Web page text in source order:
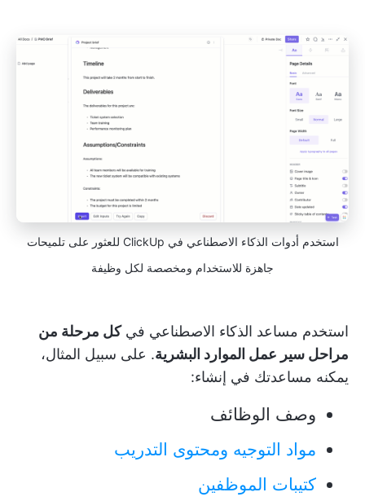
استخدم أدوات الذكاء الاصطناعي في ClickUp للعثور على تلميحات
جاهزة للاستخدام ومخصصة لكل وظيفة
استخدم مساعد الذكاء الاصطناعي فيكل مرحلة من
مراحل سير عمل الموارد البشرية. على سبيل المثال،
يمكنه مساعدتك في إنشاء:
وصف الوظائف
مواد التوجيه ومحتوى التدريب
كتيبات الموظفين